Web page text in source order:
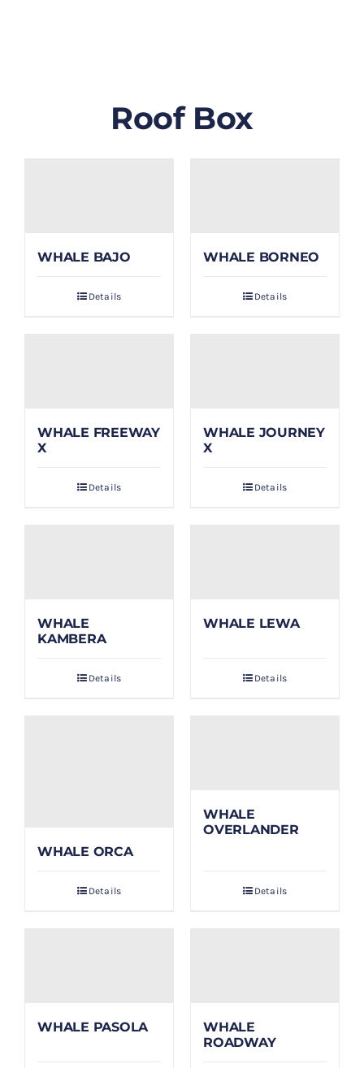
PAYMENT
Roof Box
WHALE BAJO
Details
WHALE BORNEO
Details
WHALE FREEWAY
X
Details
WHALE JOURNEY
X
Details
WHALE
KAMBERA
Details
WHALE LEWA
Details
WHALE ORCA
Details
WHALE
OVERLANDER
Details
WHALE PASOLA
WHALE
ROADWAY